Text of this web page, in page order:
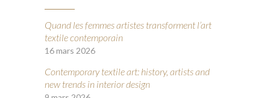
Quand les femmes artistes transforment l’art
textile contemporain
16 mars 2026
Contemporary textile art: history, artists and
new trends in interior design